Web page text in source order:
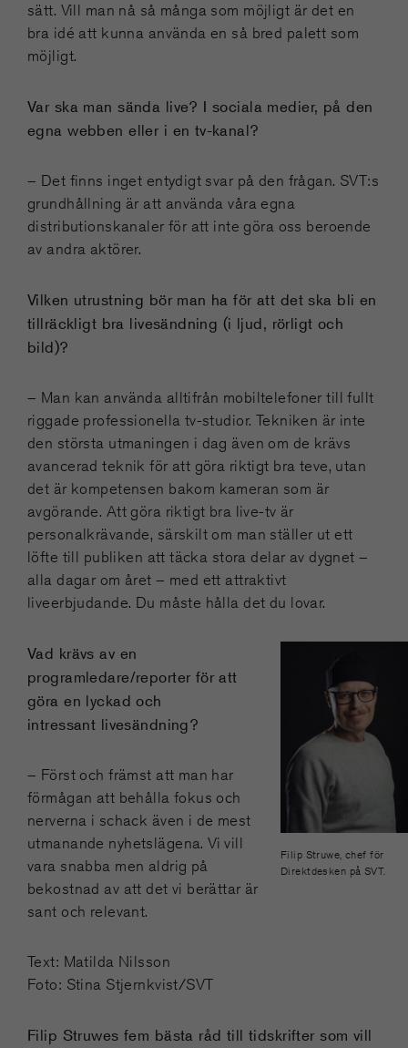
sätt. Vill man nå så många som möjligt är det en
bra idé att kunna använda en så bred palett som
möjligt.
Var ska man sända live? I sociala medier, på den
egna webben eller i en tv-kanal?
– Det finns inget entydigt svar på den frågan. SVT:s
grundhållning är att använda våra egna
distributionskanaler för att inte göra oss beroende
av andra aktörer.
Vilken utrustning bör man ha för att det ska bli en
tillräckligt bra livesändning (i ljud, rörligt och
bild)?
– Man kan använda alltifrån mobiltelefoner till fullt
riggade professionella tv-studior. Tekniken är inte
den största utmaningen i dag även om de krävs
avancerad teknik för att göra riktigt bra teve, utan
det är kompetensen bakom kameran som är
avgörande. Att göra riktigt bra live-tv är
personalkrävande, särskilt om man ställer ut ett
löfte till publiken att täcka stora delar av dygnet –
alla dagar om året – med ett attraktivt
liveerbjudande. Du måste hålla det du lovar.
Filip Struwe, chef för
Direktdesken på SVT.
Vad krävs av en
programledare/reporter för att
göra en lyckad och
intressant livesändning?
– Först och främst att man har
förmågan att behålla fokus och
nerverna i schack även i de mest
utmanande nyhetslägena. Vi vill
vara snabba men aldrig på
bekostnad av att det vi berättar är
sant och relevant.
Text: Matilda Nilsson
Foto: Stina Stjernkvist/SVT
Filip Struwes fem bästa råd till tidskrifter som vill